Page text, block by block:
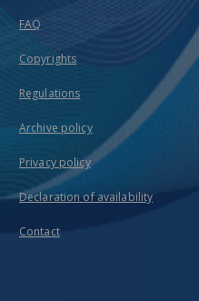
FAQ
Copyrights
Regulations
Archive policy
Privacy policy
Declaration of availability
Contact